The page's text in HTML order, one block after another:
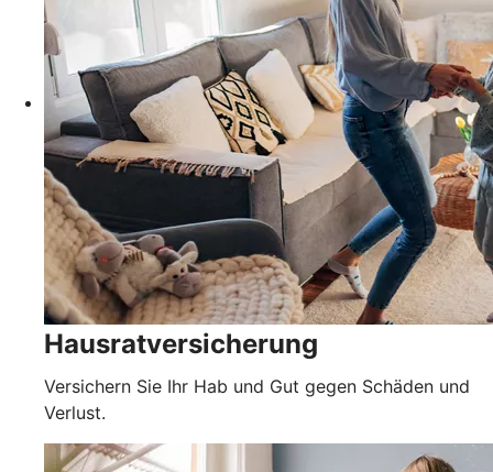
Hausratversicherung
Versichern Sie Ihr Hab und Gut gegen Schäden und
Verlust.